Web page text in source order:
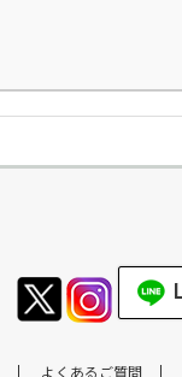
よくあるご質問